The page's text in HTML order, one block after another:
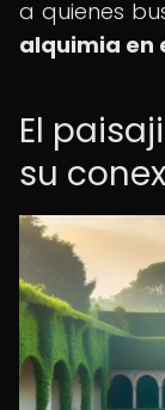
a quienes
alquimia en
El
su